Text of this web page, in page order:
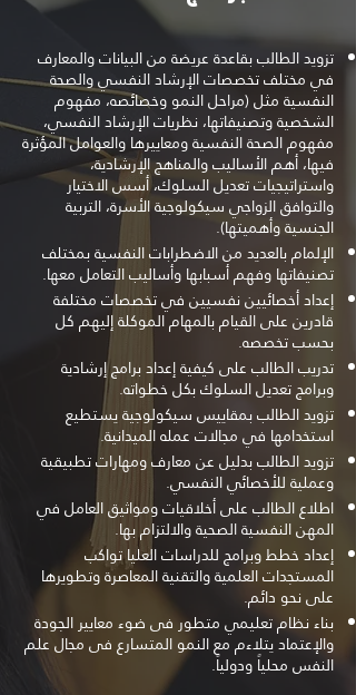
تزويد الطالب بقاعدة عريضة من البيانات والمعارف
في مختلف تخصصات الإرشاد النفسي والصحة
النفسية مثل (مراحل النمو وخصائصه، مفهوم
الشخصية وتصنيفاتها، نظريات الإرشاد النفسي،
مفهوم الصحة النفسية ومعاييرها والعوامل المؤثرة
فيها، أهم الأساليب والمناهج الإرشادية،
واستراتيجيات تعديل السلوك، أسس الاختيار
والتوافق الزواجي سيكولوجية الأسرة، التربية
الجنسية وأهميتها).
الإلمام بالعديد من الاضطرابات النفسية بمختلف
تصنيفاتها وفهم أسبابها وأساليب التعامل معها.
إعداد أخصائيين نفسيين في تخصصات مختلفة
قادرين على القيام بالمهام الموكلة إليهم كل
بحسب تخصصه.
تدريب الطالب على كيفية إعداد برامج إرشادية
وبرامج تعديل السلوك بكل خطواته.
تزويد الطالب بمقاييس سيكولوجية يستطيع
استخدامها في مجالات عمله الميدانية.
تزويد الطالب بدليل عن معارف ومهارات تطبيقية
وعملية للأخصائي النفسي.
اطلاع الطالب على أخلاقيات ومواثيق العامل في
المهن النفسية الصحية والالتزام بها.
إعداد خطط وبرامج للدراسات العليا تواكب
المستجدات العلمية والتقنية المعاصرة وتطويرها
على نحو دائم.
بناء نظام تعليمي متطور فى ضوء معايير الجودة
والإعتماد يتلاءم مع النمو المتسارع فى مجال علم
النفس محلياً ودولياً.